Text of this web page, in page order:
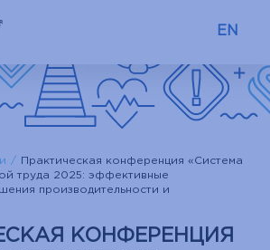
EN
Практическая конференция «Система
труда 2025: эффективные
производительности и
КОНФЕРЕНЦИЯ